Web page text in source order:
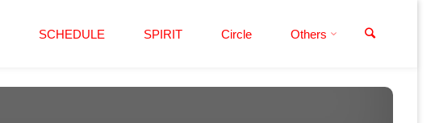
SCHEDULE SPIRIT Circle Others